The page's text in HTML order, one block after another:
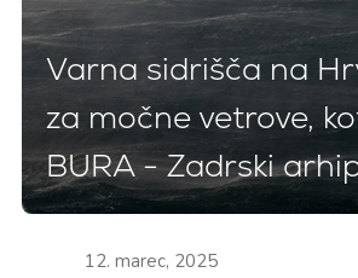
Varna sidrišča na
za močne vetrove,
BURA - Zadrski
12. marec, 2025